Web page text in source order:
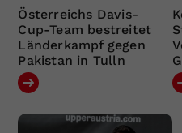
Österreichs Davis-
Cup-Team bestreitet
Länderkampf gegen
Pakistan in Tulln